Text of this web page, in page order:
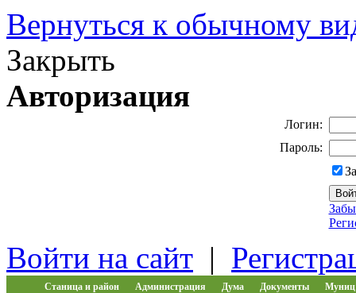
Вернуться к обычному
Закрыть
Авторизация
Логин:
Пароль:
Войти на сайт |
Станица и район Администрация Дума Документы Муниц